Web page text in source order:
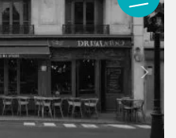
Suivant